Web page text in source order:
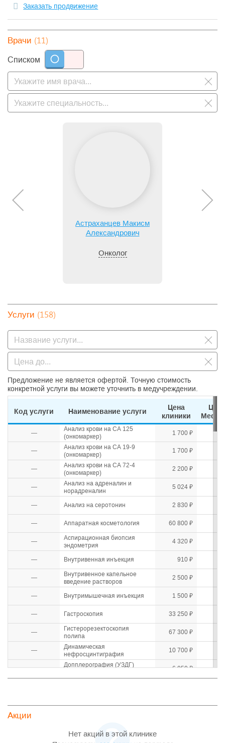
Заказать продвижение
Врачи (11)
Списком
Астраханцев Макисм
Александрович
Онколог
Услуги (158)
Предложение не является офертой. Точную стоимость
конкретной услуги вы можете уточнить в медучреждении.
Код услуги Наименование услуги
Цена
клиники
Цена
—
Анализ крови на СА 125
(онкомаркер)
1 700 ₽
—
Анализ крови на СА 19-9
(онкомаркер)
1 700 ₽
—
Анализ крови на СА 72-4
(онкомаркер)
2 200 ₽
—
Анализ на адреналин и
норадреналин
5 024 ₽
— Анализ на серотонин 2 830 ₽
— Аппаратная косметология 60 800 ₽
—
Аспирационная биопсия
эндометрия
4 320 ₽
— Внутривенная инъекция 910 ₽
—
Внутривенное капельное
введение растворов
2 500 ₽
— Внутримышечная инъекция 1 500 ₽
— Гастроскопия 33 250 ₽
—
Гистерорезектоскопия
полипа
67 300 ₽
—
Динамическая
нефросцинтиграфия
10 700 ₽
—
Допплерография (УЗДГ)
6 050 ₽
— 6 150 ₽
Дуплексное сканирование
Акции
Нет акций в этой клинике